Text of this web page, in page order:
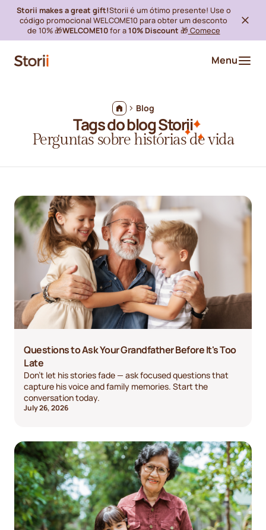
Storii makes a great gift!Storii é um ótimo presente! Use o
código promocional WELCOME10 para obter um desconto
de 10% 🎁WELCOME10for a10% Discount 🎁 Comece
Menu
Blog
Tags do blog Storii
Perguntas sobre histórias de vida
Questions to Ask Your Grandfather Before It's Too
Late
Don't let his stories fade — ask focused questions that
capture his voice and family memories. Start the
conversation today.
July 26, 2026